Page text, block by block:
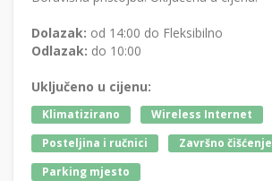
Dolazak: od 14:00 do Fleksibilno
Odlazak: do 10:00
Uključeno u cijenu:
Klimatizirano
Wireless Internet
Posteljina i ručnici
Završno čišćenje
Parking mjesto